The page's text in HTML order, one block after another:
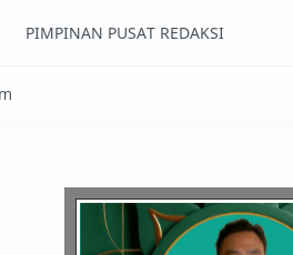
PIMPINAN PUSAT REDAKSI